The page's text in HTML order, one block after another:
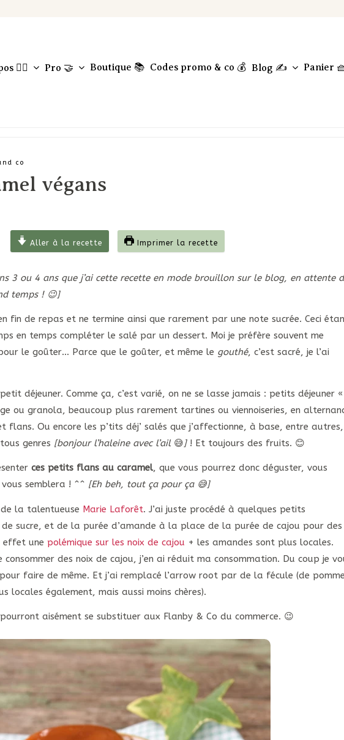
🙋‍♀️ Pro 🤝 Boutique 📚 Codes promo & co 💰 Blog ✍️ Panier
co
végans
Aller à la recette Imprimer la recette
3 ou 4 ans que j’ai cette recette en mode brouillon sur le blog, en attente
temps ! 😉]
fin de repas et ne termine ainsi que rarement par une note sucrée. Ceci
en temps compléter le salé par un dessert. Moi je préfère souvent me
le goûter… Parce que le goûter, et même le gouthé, c’est sacré, je l’ai
déjeuner. Comme ça, c’est varié, on ne se lasse jamais : petits déjeuner «
ou granola, beaucoup plus rarement tartines ou viennoiseries, en
flans. Ou encore les p’tits déj’ salés que j’affectionne, à base, entre autres,
genres [bonjour l’haleine avec l’ail 😅]! Et toujours des fruits. 😊
ces petits flans au caramel, que vous pourrez donc déguster, vous
semblera ! ^^ [Eh beh, tout ça pour ça 😅]
la talentueuse Marie Laforêt. J’ai juste procédé à quelques petits
de sucre, et de la purée d’amande à la place de la purée de cajou pour des
effet une polémique sur les noix de cajou + les amandes sont plus locales.
consommer des noix de cajou, j’en ai réduit ma consommation. Du coup je
faire de même. Et j’ai remplacé l’arrow root par de la fécule (de
locales également, mais aussi moins chères).
aisément se substituer aux Flanby & Co du commerce. 😉